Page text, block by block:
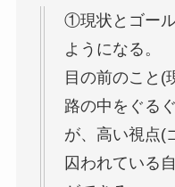
①現状とゴー
ようになる。
目の前のこと(
路の中をぐる
が、高い視点(
囚われている